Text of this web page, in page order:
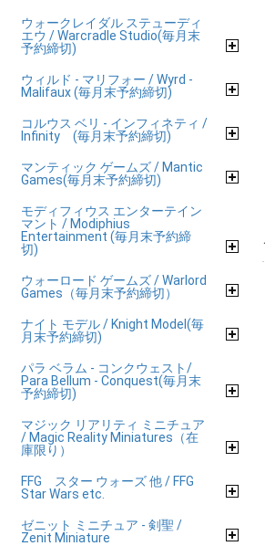
ウォークレイダル ステューディ
エウ / Warcradle Studio(毎月末
予約締切)
ウィルド - マリフォー / Wyrd -
Malifaux (毎月末予約締切)
コルウス ベリ - インフィネティ /
Infinity (毎月末予約締切)
マンティック ゲームズ / Mantic
Games(毎月末予約締切)
モディフィウス エンターテイン
マント / Modiphius
Entertainment (毎月末予約締
切)
ウォーロード ゲームズ / Warlord
Games（毎月末予約締切）
ナイト モデル / Knight Model(毎
月末予約締切)
パラ ベラム - コンクウェスト/
Para Bellum - Conquest(毎月末
予約締切)
マジック リアリティ ミニチュア
/ Magic Reality Miniatures（在
庫限り）
FFG スター ウォーズ 他 / FFG
Star Wars etc.
ゼニット ミニチュア - 剣聖 /
Zenit Miniature